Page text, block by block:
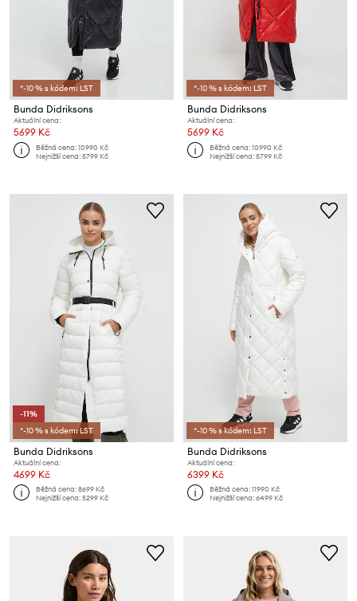
*-10 % s kódem: LST
Bunda Didriksons
Aktuální cena:
5699 Kč
Běžná cena:10990 Kč
Nejnižší cena:5799 Kč
*-10 % s kódem: LST
Bunda Didriksons
Aktuální cena:
5699 Kč
Běžná cena:10990 Kč
Nejnižší cena:5799 Kč
-11%
*-10 % s kódem: LST
Bunda Didriksons
Aktuální cena:
4699 Kč
Běžná cena:8699 Kč
Nejnižší cena:5299 Kč
*-10 % s kódem: LST
Bunda Didriksons
Aktuální cena:
6399 Kč
Běžná cena:11990 Kč
Nejnižší cena:6499 Kč